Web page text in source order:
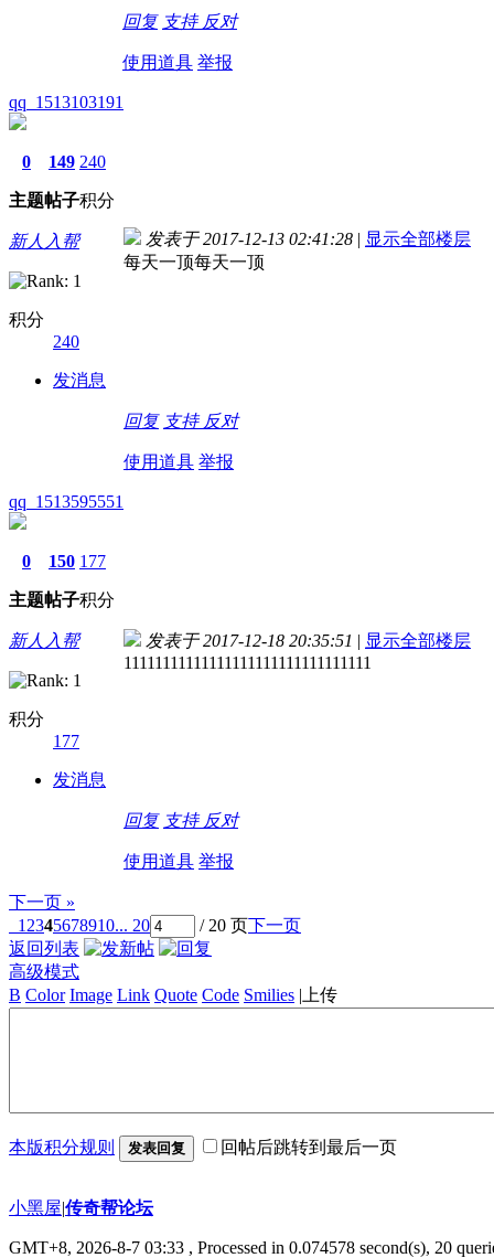
回复 支持 反对
使用道具 举报
qq_1513103191
0
主题
149
帖子
240
积分
新人入帮
积分
240
发消息
发表于 2017-12-13 02:41:28 | 显示全部楼层
每天一顶每天一顶
回复 支持 反对
使用道具 举报
qq_1513595551
0
主题
150
帖子
177
积分
新人入帮
积分
177
发消息
发表于 2017-12-18 20:35:51 | 显示全部楼层
11111111111111111111111111111111
回复 支持 反对
使用道具 举报
下一页 »
1 2345678910... 20 / 20 页下一页
返回列表
高级模式
B Color Image Link Quote Code Smilies | 上传
本版积分规则 发表回复 回帖后跳转到最后一页
小黑屋|传奇帮论坛
GMT+8, 2026-8-7 03:33 , Processed in 0.074578 second(s), 20